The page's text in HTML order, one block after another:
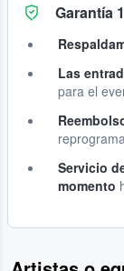
Garantía
Las
para el
reprograma
Servicio
momento